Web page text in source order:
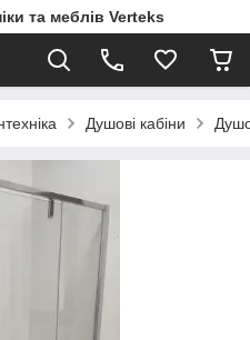
та меблів Verteks
Душові кабіни